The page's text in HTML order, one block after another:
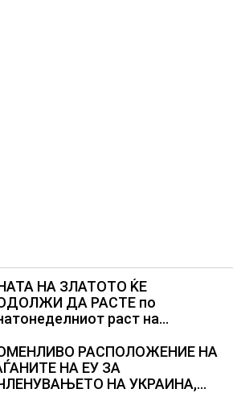
НА ЗЛАТОТО ЌЕ
ДА РАСТЕ по
раст на
РАСПОЛОЖЕНИЕ НА
НА ЕУ ЗА
НА УКРАИНА,